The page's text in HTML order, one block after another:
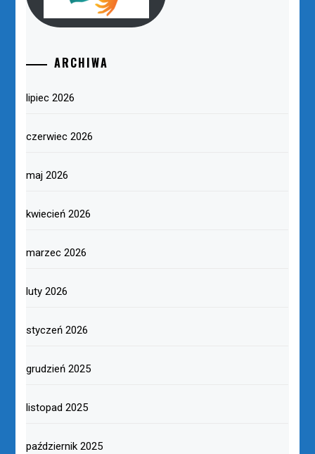
ARCHIWA
lipiec 2026
czerwiec 2026
maj 2026
kwiecień 2026
marzec 2026
luty 2026
styczeń 2026
grudzień 2025
listopad 2025
październik 2025